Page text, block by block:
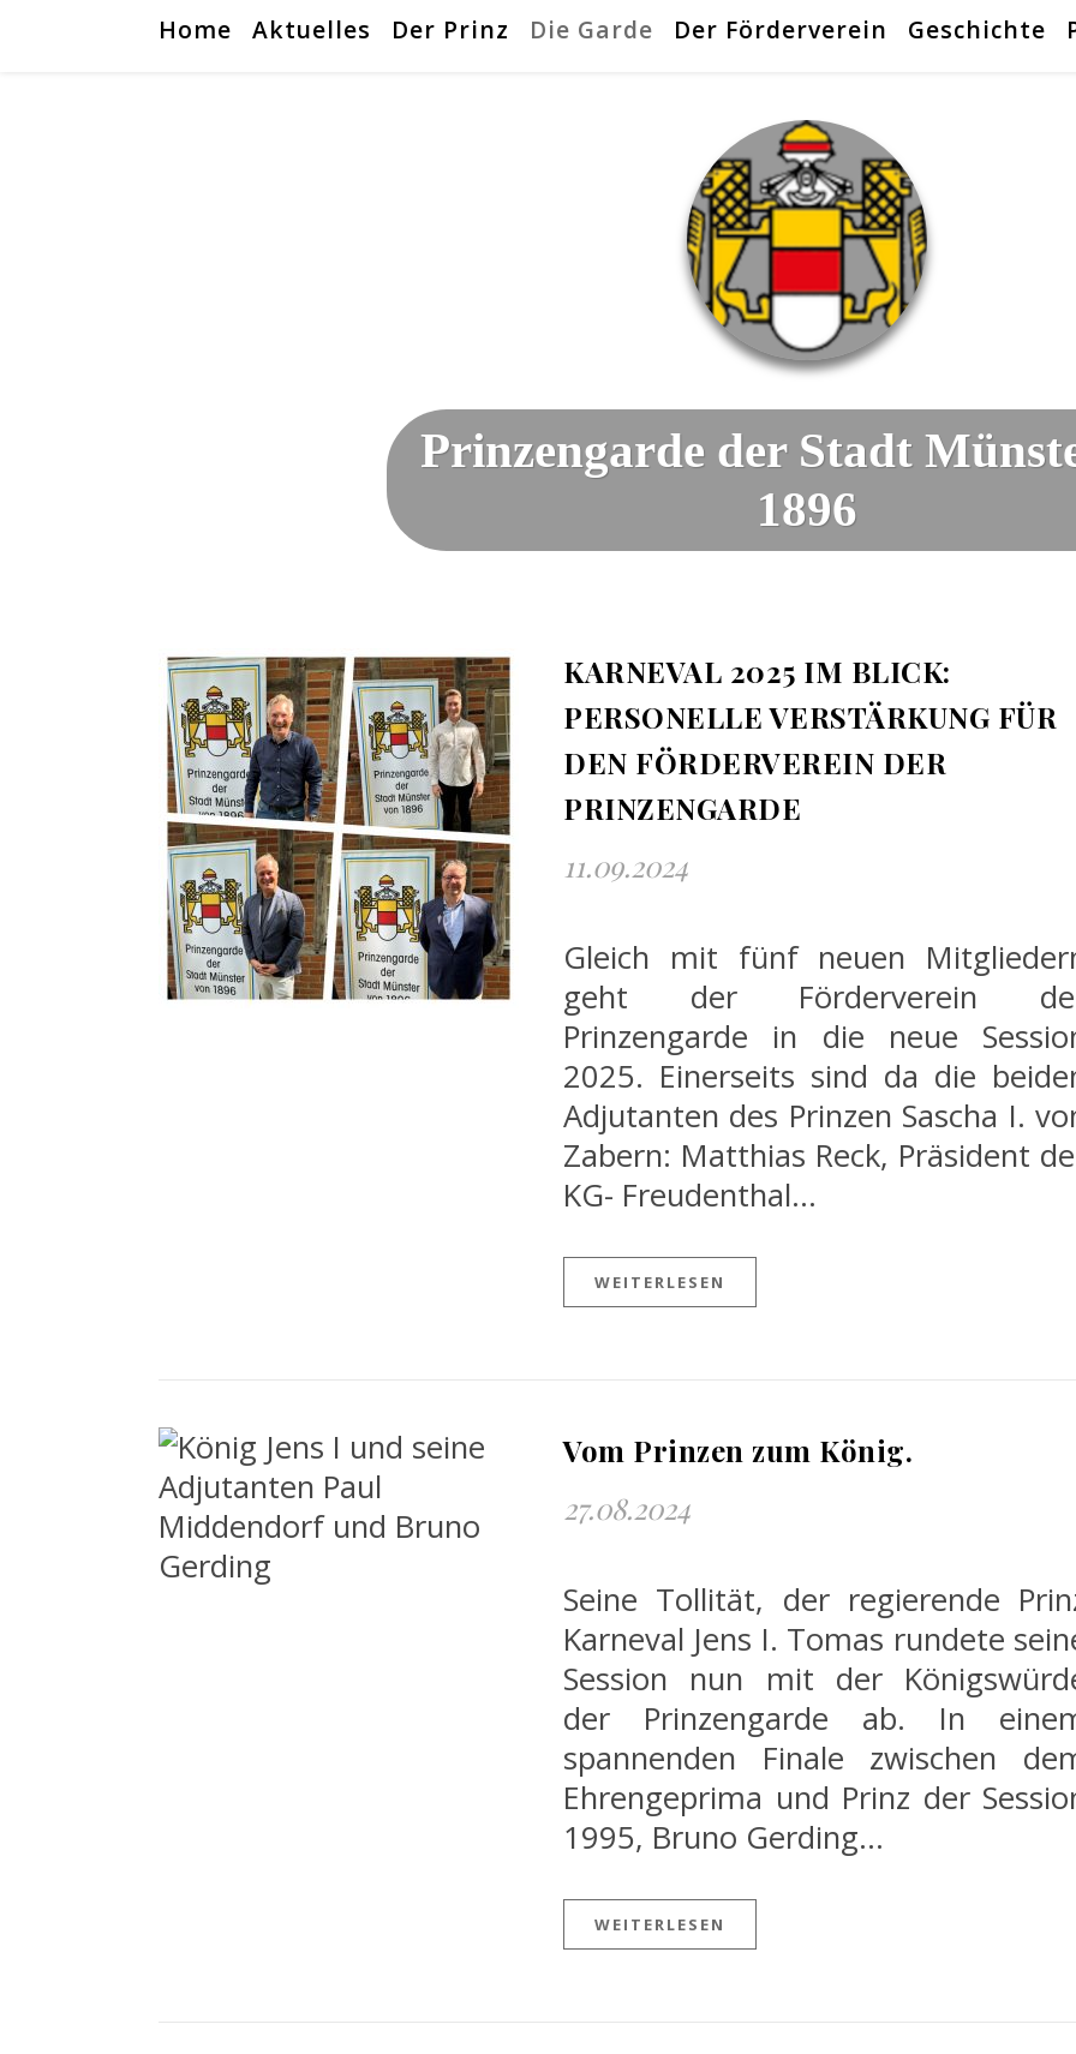
Home Aktuelles Der Prinz Die Garde Der Förderverein Geschichte
Prinzengarde der Stadt
1896
KARNEVAL 2025 IM BLICK:
PERSONELLE VERSTÄRKUNG FÜR
DEN FÖRDERVEREIN DER
PRINZENGARDE
11.09.2024
Gleich mit fünf neuen
geht der Förderverein
Prinzengarde in die neue
2025. Einerseits sind da die
Adjutanten des Prinzen Sascha I.
Zabern: Matthias Reck, Präsident
KG- Freudenthal…
WEITERLESEN
Vom Prinzen zum König.
27.08.2024
Seine Tollität, der regierende
Karneval Jens I. Tomas rundete
Session nun mit der
der Prinzengarde ab. In
spannenden Finale zwischen
Ehrengeprima und Prinz der
1995, Bruno Gerding…
WEITERLESEN